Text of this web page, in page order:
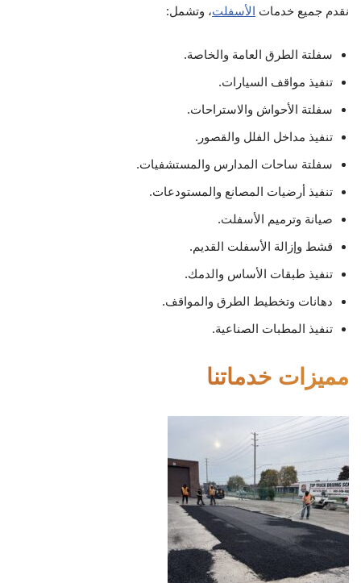
نقدم جميع خدمات الأسفلت، وتشمل:
سفلتة الطرق العامة والخاصة.
تنفيذ مواقف السيارات.
سفلتة الأحواش والاستراحات.
تنفيذ مداخل الفلل والقصور.
سفلتة ساحات المدارس والمستشفيات.
تنفيذ أرضيات المصانع والمستودعات.
صيانة وترميم الأسفلت.
قشط وإزالة الأسفلت القديم.
تنفيذ طبقات الأساس والدمك.
دهانات وتخطيط الطرق والمواقف.
تنفيذ المطبات الصناعية.
مميزات خدماتنا